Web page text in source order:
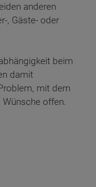
anderen
, Gäste- oder
beim
damit
mit dem
offen.